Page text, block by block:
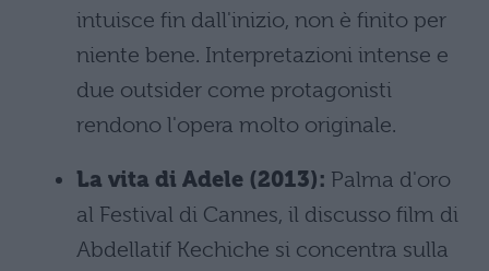
intuisce fin dall'inizio, non è finito per
niente bene. Interpretazioni intense e
due outsider come protagonisti
rendono l'opera molto originale.
La vita di Adele (2013): Palma d'oro
al Festival di Cannes, il discusso film di
Abdellatif Kechiche si concentra sulla